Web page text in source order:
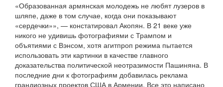
«Образованная армянская молодежь не любят лузеров в
шляпе, даже в том случае, когда они показывают
«сердечки»», — констатировал Акопян. В 21 веке уже
никого не удивишь фотографиями с Трампом и
объятиями с Вэнсом, хотя агитпроп режима пытается
использовать эти картинки в качестве главного
доказательства политической неотразимости Пашиняна. В
последние дни к фотографиям добавилась реклама
грандиозных проектов США в Армении. Все это написано